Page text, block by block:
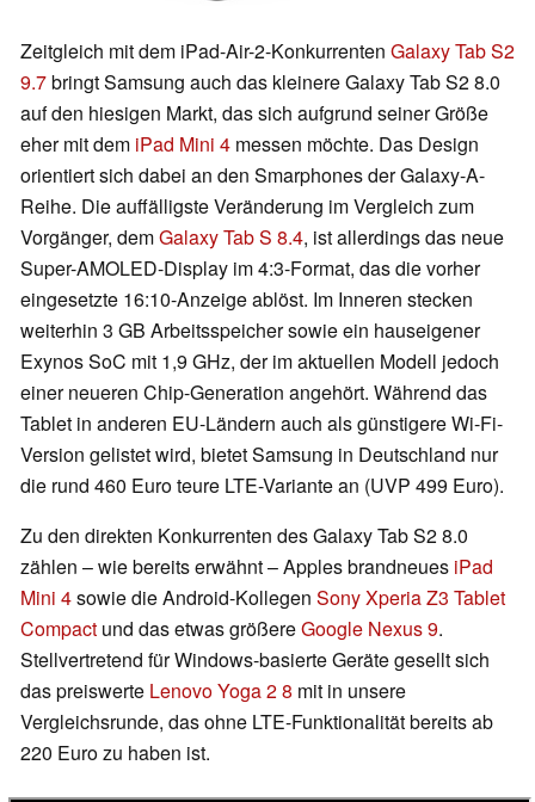
Zeitgleich mit dem iPad-Air-2-Konkurrenten Galaxy Tab S2
9.7bringt Samsung auch das kleinere Galaxy Tab S2 8.0
auf den hiesigen Markt, das sich aufgrund seiner Größe
eher mit dem iPad Mini 4 messen möchte. Das Design
orientiert sich dabei an den Smarphones der Galaxy-A-
Reihe. Die auffälligste Veränderung im Vergleich zum
Vorgänger, demGalaxy Tab S 8.4, ist allerdings das neue
Super-AMOLED-Display im 4:3-Format, das die vorher
eingesetzte 16:10-Anzeige ablöst. Im Inneren stecken
weiterhin 3 GB Arbeitsspeicher sowie ein hauseigener
Exynos SoC mit 1,9 GHz, der im aktuellen Modell jedoch
einer neueren Chip-Generation angehört. Während das
Tablet in anderen EU-Ländern auch als günstigere Wi-Fi-
Version gelistet wird, bietet Samsung in Deutschland nur
die rund 460 Euro teure LTE-Variante an (UVP 499 Euro).
Zu den direkten Konkurrenten des Galaxy Tab S2 8.0
zählen – wie bereits erwähnt – Apples brandneues iPad
Mini 4sowie die Android-Kollegen Sony Xperia Z3 Tablet
Compact und das etwas größereGoogle Nexus 9.
Stellvertretend für Windows-basierte Geräte gesellt sich
das preiswerte Lenovo Yoga 2 8 mit in unsere
Vergleichsrunde, das ohne LTE-Funktionalität bereits ab
220 Euro zu haben ist.